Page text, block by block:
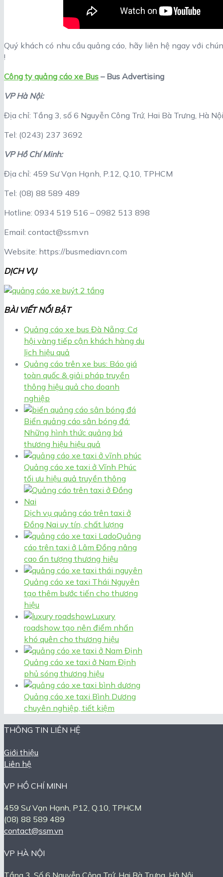
Quý khách có nhu cầu quảng cáo, hãy liên hệ ngay với
!
Công ty quảng cáo xe Bus – Bus Advertising
VP Hà Nội:
Địa chỉ: Tầng 3, số 6 Nguyễn Công Trứ, Hai Bà Trưng, Hà Nội
Tel: (0243) 237 3692
VP Hồ Chí Minh:
Địa chỉ: 459 Sư Vạn Hạnh, P.12, Q.10, TPHCM
Tel: (08) 88 589 489
Hotline: 0934 519 516 – 0982 513 898
Email: contact@ssm.vn
Website: https://busmediavn.com
DỊCH VỤ
BÀI VIẾT NỔI BẬT
Quảng cáo xe bus Đà Nẵng: Cơ
hội vàng tiếp cận khách hàng du
lịch hiệu quả
Quảng cáo trên xe bus: Báo giá
toàn quốc & giải pháp truyền
thông hiệu quả cho doanh
nghiệp
Biển quảng cáo sân bóng đá:
Những hình thức quảng bá
thương hiệu hiệu quả
Quảng cáo xe taxi ở Vĩnh Phúc
tối ưu hiệu quả truyền thông
Dịch vụ quảng cáo trên taxi ở
Đồng Nai uy tín, chất lượng
Quảng
cáo trên taxi ở Lâm Đồng nâng
cao ấn tượng thương hiệu
Quảng cáo xe taxi Thái Nguyên
tạo thêm bước tiến cho thương
hiệu
Luxury
roadshow tạo nên điểm nhấn
khó quên cho thương hiệu
Quảng cáo xe taxi ở Nam Định
phủ sóng thương hiệu
Quảng cáo xe taxi Bình Dương
chuyên nghiệp, tiết kiệm
THÔNG TIN LIÊN HỆ
Giới thiệu
Liên hệ
VP HỒ CHÍ MINH
459 Sư Vạn Hạnh, P12, Q.10, TPHCM
(08) 88 589 489
contact@ssm.vn
VP HÀ NỘI
Tầng 3, Số 6 Nguyễn Công Trứ, Hai Bà Trưng, Hà Nội